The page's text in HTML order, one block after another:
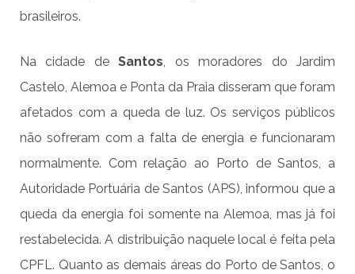
brasileiros.
Na cidade deSantos, os moradores do Jardim
Castelo, Alemoa e Ponta da Praia disseram que foram
afetados com a queda de luz. Os serviços públicos
não sofreram com a falta de energia e funcionaram
normalmente. Com relação ao Porto de Santos, a
Autoridade Portuária de Santos (APS), informou que a
queda da energia foi somente na Alemoa, mas já foi
restabelecida. A distribuição naquele local é feita pela
CPFL. Quanto as demais áreas do Porto de Santos, o